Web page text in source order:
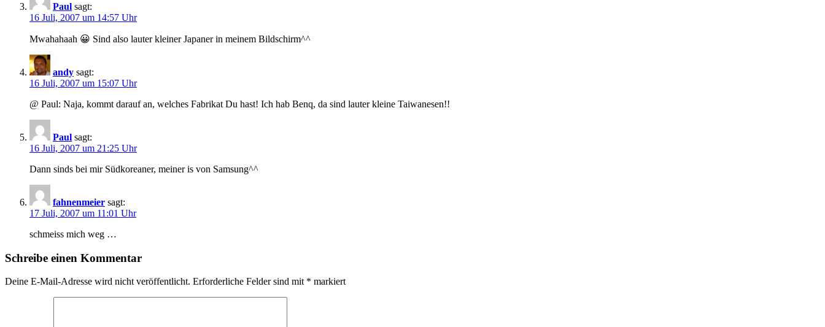
Paul sagt:
16 Juli, 2007 um 14:57 Uhr
Mwahahaah 😀 Sind also lauter kleiner Japaner in meinem Bildschirm^^
andy sagt:
16 Juli, 2007 um 15:07 Uhr
@ Paul: Naja, kommt darauf an, welches Fabrikat Du hast! Ich hab Benq, da sind lauter kleine Taiwanesen!!
Paul sagt:
16 Juli, 2007 um 21:25 Uhr
Dann sinds bei mir Südkoreaner, meiner is von Samsung^^
fahnenmeier sagt:
17 Juli, 2007 um 11:01 Uhr
schmeiss mich weg …
Schreibe einen Kommentar
Deine E-Mail-Adresse wird nicht veröffentlicht. Erforderliche Felder sind mit * markiert